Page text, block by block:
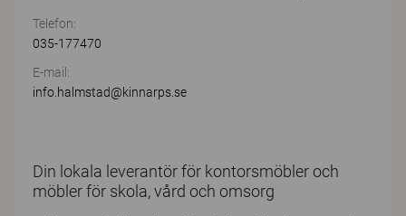
Telefon:
035-177470
E-mail:
info.halmstad@kinnarps.se
Din lokala leverantör för kontorsmöbler och
möbler för skola, vård och omsorg